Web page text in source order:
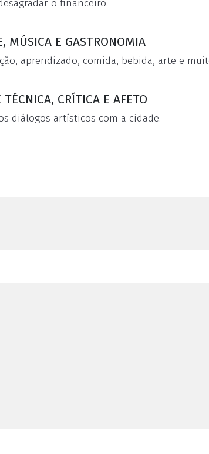
o financeiro.
MÚSICA E GASTRONOMIA
aprendizado, comida, bebida, arte e
TÉCNICA, CRÍTICA E AFETO
diálogos artísticos com a cidade.